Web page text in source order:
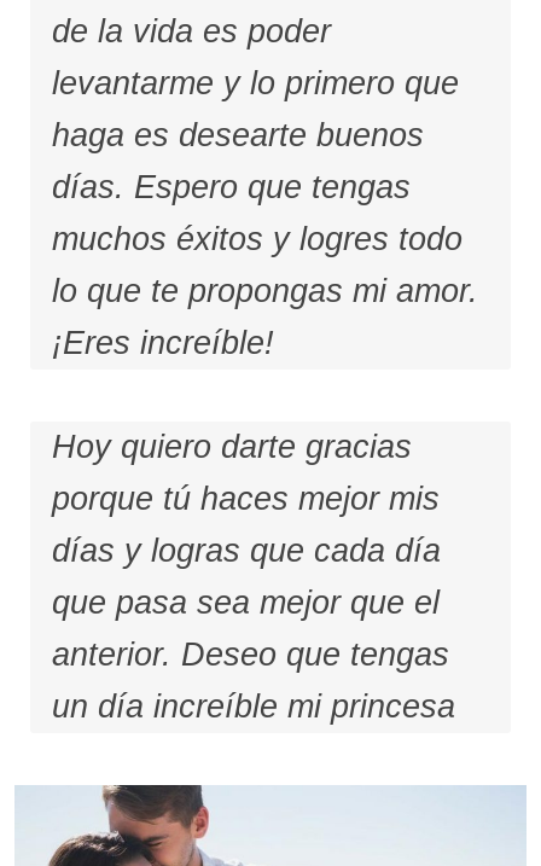
de la vida es poder
levantarme y lo primero que
haga es desearte buenos
días. Espero que tengas
muchos éxitos y logres todo
lo que te propongas mi amor.
¡Eres increíble!
Hoy quiero darte gracias
porque tú haces mejor mis
días y logras que cada día
que pasa sea mejor que el
anterior. Deseo que tengas
un día increíble mi princesa